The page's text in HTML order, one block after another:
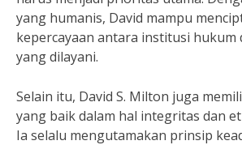
yang humanis, David mampu
kepercayaan antara institusi hukum
yang dilayani.
Selain itu, David S. Milton juga
yang baik dalam hal integritas dan
Ia selalu mengutamakan prinsip